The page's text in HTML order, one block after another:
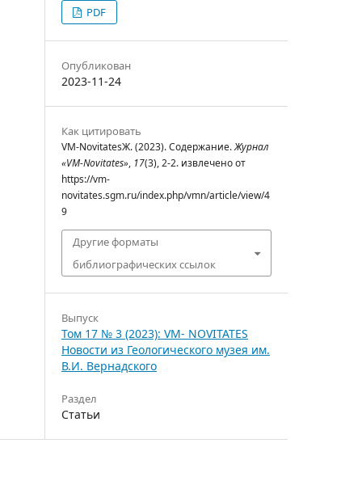
PDF
Опубликован
2023-11-24
Как цитировать
VM-NovitatesЖ. (2023). Содержание.Журнал
«VM-Novitates», 17(3), 2-2. извлечено от
https://vm-
novitates.sgm.ru/index.php/vmn/article/view/4
9
Другие форматы
библиографических ссылок
Выпуск
Том 17 № 3 (2023): VM- NOVITATES
Новости из Геологического музея им.
В.И. Вернадского
Раздел
Статьи